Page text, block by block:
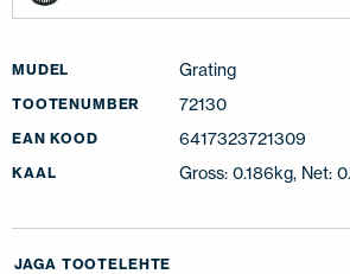
MUDEL Grating
TOOTENUMBER 72130
EAN KOOD 6417323721309
KAAL Gross: 0.186kg, Net:
JAGA TOOTELEHTE